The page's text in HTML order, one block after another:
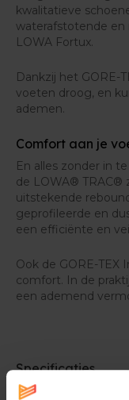
kwalitatieve
waterafstotende
LOWA Fortux.
Dankzij het GORE-
voeten droog, en
ademen.
Comfort aan je
En alles zonder in
de LOWA® TRAC®
uitstekende
geprofileerde en
een efficiënte en
Ook de GORE-TEX
comfort. In de
een ademend
Specificaties